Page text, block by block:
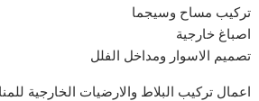
تركيب مساح وسيجما
اصباغ خارجية
تصميم الاسوار ومداخل الفلل
اعمال تركيب البلاط والارضيات الخارجية